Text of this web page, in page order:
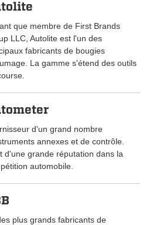
que membre de First Brands
LLC, Autolite est l'un des
fabricants de bougies
La gamme s'étend des outils
d'un grand nombre
annexes et de contrôle.
d'une grande réputation dans la
automobile.
plus grands fabricants de